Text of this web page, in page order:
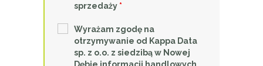
sprzedaży *
Wyrażam zgodę na
otrzymywanie od Kappa Data
sp. z o.o. z siedzibą w Nowej